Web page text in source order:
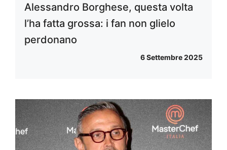
Alessandro Borghese, questa volta
l’ha fatta grossa: i fan non glielo
perdonano
6 Settembre 2025